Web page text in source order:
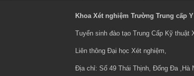
Khoa Xét nghiệm Trường Trung cấp
Tuyển sinh đào tạo Trung Cấp Kỹ thuật
Liên thông Đại học Xét nghiệm,
Địa chỉ: Số 49 Thái Thịnh, Đống Đa ,Hà